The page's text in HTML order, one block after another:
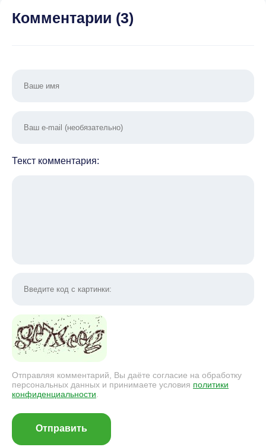
Комментарии (3)
Текст комментария:
Отправляя комментарий, Вы даёте согласие на обработку
персональных данных и принимаете условия политики
конфиденциальности.
Отправить